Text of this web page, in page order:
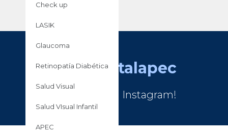
Check up
LASIK
Glaucoma
Retinopatía Diabética
Salud Visual
Salud VIsual Infantil
APEC
hospitalapec
¡Síguenos en Instagram!